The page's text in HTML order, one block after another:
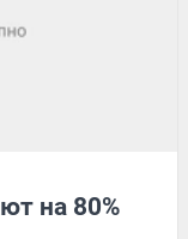
на 80%